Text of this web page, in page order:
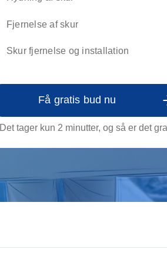
Transport af genstande
VVS
Fjernelse af skur
Skur fjernelse og installation
Få gratis bud nu
Det tager kun 2 minutter, og så er det